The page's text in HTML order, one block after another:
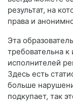
результат, на
права и
Эта
требовательна
исполнителей
Здесь есть
больше
подкупает, так